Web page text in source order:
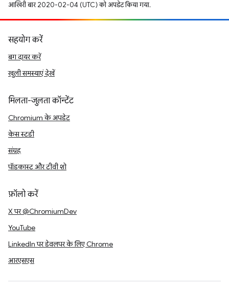
आखिरी बार 2020-02-04 (UTC) को अपडेट किया गया.
सहयोग करें
बग दायर करें
खुली समस्याएं देखें
मिलता-जुलता कॉन्टेंट
Chromium के अपडेट
केस स्टडी
संग्रह
पॉडकास्ट और टीवी शो
फ़ॉलो करें
X पर @ChromiumDev
YouTube
LinkedIn पर डेवलपर के लिए Chrome
आरएसएस